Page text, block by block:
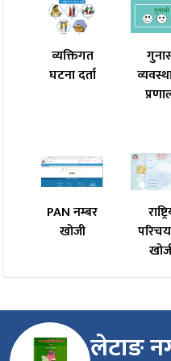
व्यक्तिगत
घटना दर्ता
PAN नम्बर
खोजी
लेटाङ